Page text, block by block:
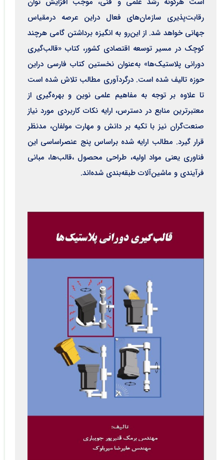
رقابت‌پذیری سازمان‌های فعال دراین عرصه درمقیاس
جهانی خواهد شد. از این‌رو به انگیزه برداشتن گامی هرچند
کوچک در مسیر توسعه اقتصادی کشور، کتاب «قالب‌گیری
دورانی پلاستیک‌ها» به‌عنوان نخستین کتاب فارسی دراین
حوزه تالیف شده است. درگردآوری مطالب تلاش شده است
تا علاوه بر توجه به مفاهیم علمی نوین و بهره‌گیری از
معتبرترین منابع در دسترس، ارایه نکات کاربردی مورد نیاز
صنعت‌گران نیز با تکیه بر دانش و مهارت مولفان، مدنظر
قرار گیرد. مطالب ارایه شده براساس پنج عنصراساسی این
فناوری یعنی مواد اولیه، طراحی محصول ،قالب‌ها، مبانی
فرآیندی و ماشین‌آلات طبقه‌بندی شده‌‌اند.